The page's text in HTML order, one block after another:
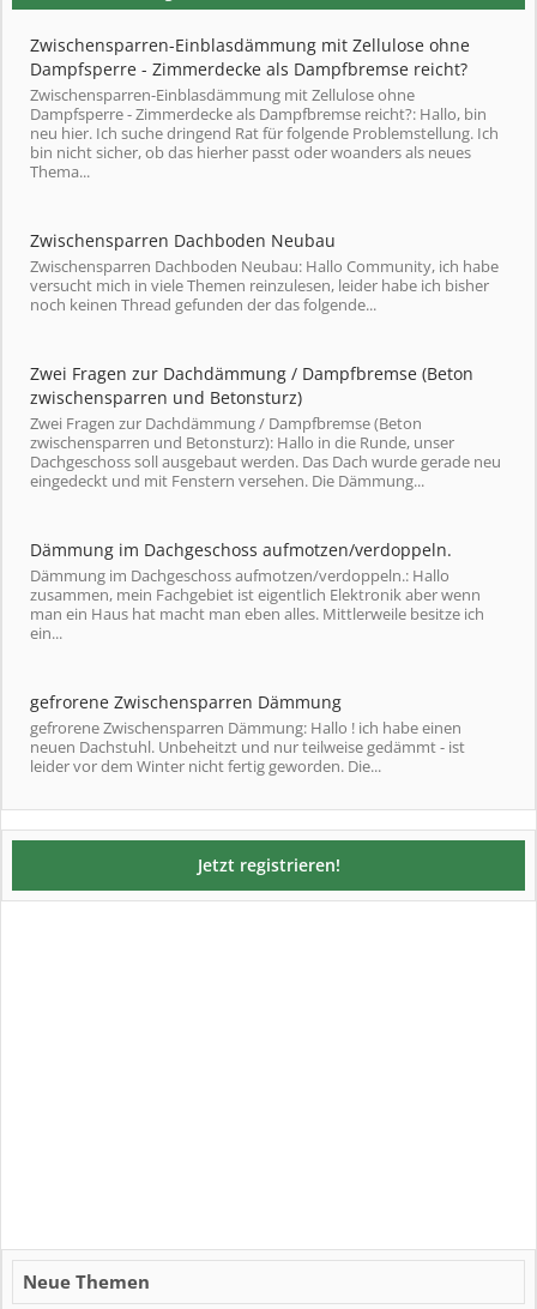
Zwischensparren-Einblasdämmung mit Zellulose ohne
Dampfsperre - Zimmerdecke als Dampfbremse reicht?
Zwischensparren-Einblasdämmung mit Zellulose ohne
Dampfsperre - Zimmerdecke als Dampfbremse reicht?: Hallo, bin
neu hier. Ich suche dringend Rat für folgende Problemstellung. Ich
bin nicht sicher, ob das hierher passt oder woanders als neues
Thema...
Zwischensparren Dachboden Neubau
Zwischensparren Dachboden Neubau: Hallo Community, ich habe
versucht mich in viele Themen reinzulesen, leider habe ich bisher
noch keinen Thread gefunden der das folgende...
Zwei Fragen zur Dachdämmung / Dampfbremse (Beton
zwischensparren und Betonsturz)
Zwei Fragen zur Dachdämmung / Dampfbremse (Beton
zwischensparren und Betonsturz): Hallo in die Runde, unser
Dachgeschoss soll ausgebaut werden. Das Dach wurde gerade neu
eingedeckt und mit Fenstern versehen. Die Dämmung...
Dämmung im Dachgeschoss aufmotzen/verdoppeln.
Dämmung im Dachgeschoss aufmotzen/verdoppeln.: Hallo
zusammen, mein Fachgebiet ist eigentlich Elektronik aber wenn
man ein Haus hat macht man eben alles. Mittlerweile besitze ich
ein...
gefrorene Zwischensparren Dämmung
gefrorene Zwischensparren Dämmung: Hallo ! ich habe einen
neuen Dachstuhl. Unbeheitzt und nur teilweise gedämmt - ist
leider vor dem Winter nicht fertig geworden. Die...
Jetzt registrieren!
Neue Themen